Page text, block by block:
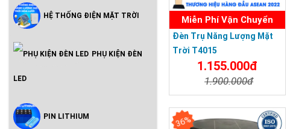
HỆ THỐNG ĐIỆN MẶT TRỜI
Inveter Hòa Lưới Có Lưu Trữ -
PHỤ KIỆN ĐÈN
LED
PIN LITHIUM
Miễn Phí Vận Chuyển
Đèn Trụ Năng Lượng Mặt
Trời T4015
1.155.000đ
1.900.000đ
36%